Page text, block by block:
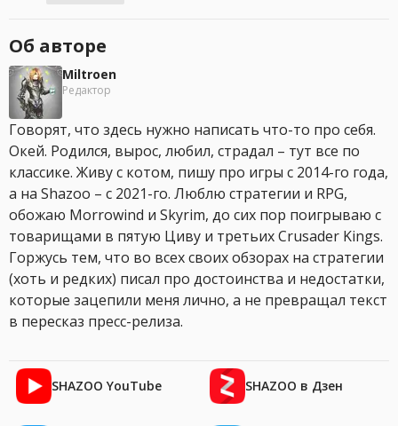
Об авторе
Miltroen
Редактор
Говорят, что здесь нужно написать что-то про себя.
Окей. Родился, вырос, любил, страдал – тут все по
классике. Живу с котом, пишу про игры с 2014-го года,
а на Shazoo – с 2021-го. Люблю стратегии и RPG,
обожаю Morrowind и Skyrim, до сих пор поигрываю с
товарищами в пятую Циву и третьих Crusader Kings.
Горжусь тем, что во всех своих обзорах на стратегии
(хоть и редких) писал про достоинства и недостатки,
которые зацепили меня лично, а не превращал текст
в пересказ пресс-релиза.
SHAZOO YouTube SHAZOO в Дзен